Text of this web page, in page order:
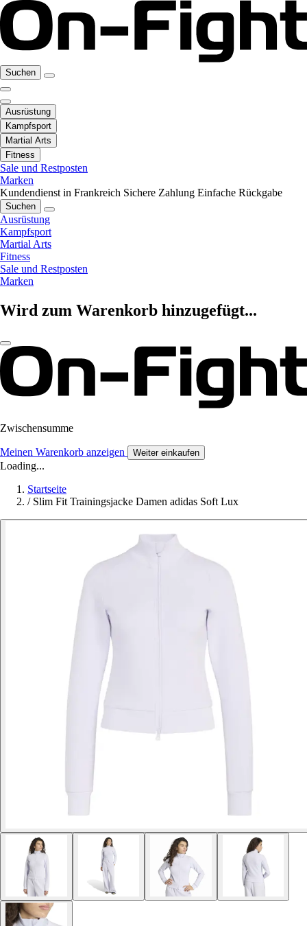
Suchen
Ausrüstung
Kampfsport
Martial Arts
Fitness
Sale und Restposten
Marken
Kundendienst in Frankreich Sichere Zahlung Einfache Rückgabe
Suchen
Ausrüstung
Kampfsport
Martial Arts
Fitness
Sale und Restposten
Marken
Wird zum Warenkorb hinzugefügt...
Zwischensumme
Meinen Warenkorb anzeigen Weiter einkaufen
Loading...
Startseite
/ Slim Fit Trainingsjacke Damen adidas Soft Lux